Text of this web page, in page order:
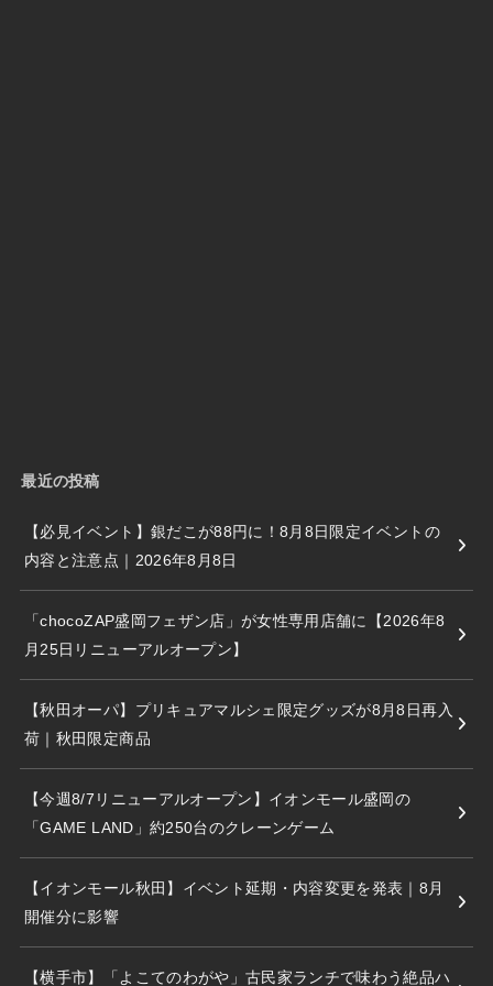
最近の投稿
【必見イベント】銀だこが88円に！8月8日限定イベントの
内容と注意点｜2026年8月8日
「chocoZAP盛岡フェザン店」が女性専用店舗に【2026年8
月25日リニューアルオープン】
【秋田オーパ】プリキュアマルシェ限定グッズが8月8日再入
荷｜秋田限定商品
【今週8/7リニューアルオープン】イオンモール盛岡の
「GAME LAND」約250台のクレーンゲーム
【イオンモール秋田】イベント延期・内容変更を発表｜8月
開催分に影響
【横手市】「よこてのわがや」古民家ランチで味わう絶品ハ